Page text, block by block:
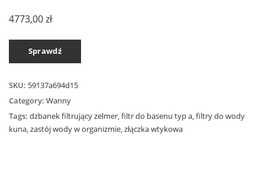
4773,00zł
Sprawdź
SKU: 59137a694d15
Category: Wanny
Tags: dzbanek filtrujący zelmer,filtr do basenu typ a,filtry do wody
kuna,zastój wody w organizmie,złączka wtykowa